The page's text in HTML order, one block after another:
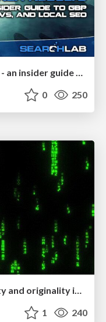
0 250
Game over? The fight for quality and originality in the time of robots
1 240